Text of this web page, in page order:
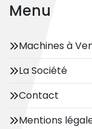
Menu
Machines à
La Société
Contact
Mentions